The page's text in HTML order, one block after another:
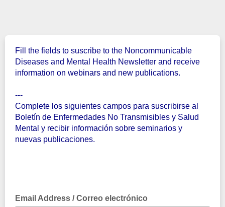
Fill the fields to suscribe to the Noncommunicable
Diseases and Mental Health Newsletter and receive
information on webinars and new publications.
---
Complete los siguientes campos para suscribirse al
Boletín de Enfermedades No Transmisibles y Salud
Mental y recibir información sobre seminarios y
nuevas publicaciones.
Email Address / Correo electrónico